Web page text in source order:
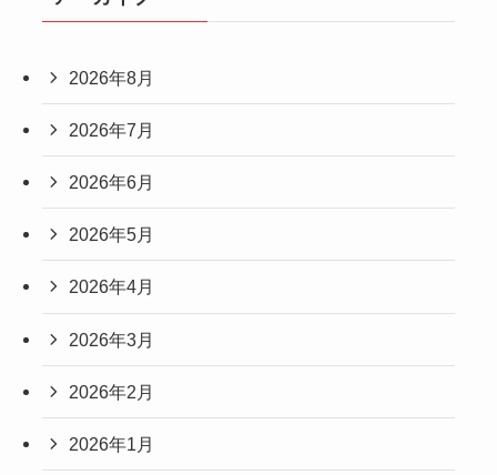
2026年8月
2026年7月
2026年6月
2026年5月
2026年4月
2026年3月
2026年2月
2026年1月